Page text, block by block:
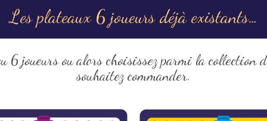
Les plateaux 6 joueurs déjà existants…
6 joueurs ou alors choisissez parmi la collection
souhaitez commander.